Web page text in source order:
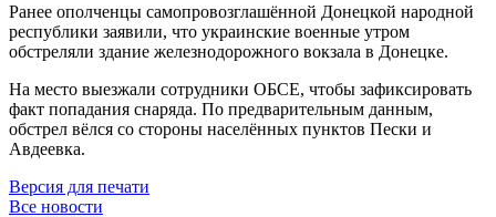
Ранее ополченцы самопровозглашённой Донецкой народной
республики заявили, что украинские военные утром
обстреляли здание железнодорожного вокзала в Донецке.
На место выезжали сотрудники ОБСЕ, чтобы зафиксировать
факт попадания снаряда. По предварительным данным,
обстрел вёлся со стороны населённых пунктов Пески и
Авдеевка.
Версия для печати
Все новости